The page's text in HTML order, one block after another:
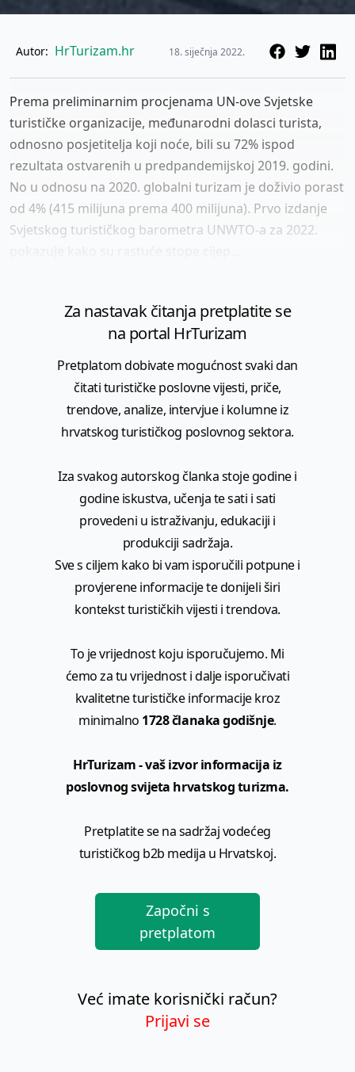
Autor: HrTurizam.hr 18. siječnja 2022.
Prema preliminarnim procjenama UN-ove Svjetske
turističke organizacije, međunarodni dolasci turista,
odnosno posjetitelja koji noće, bili su 72% ispod
rezultata ostvarenih u predpandemijskoj 2019. godini.
No u odnosu na 2020. globalni turizam je doživio porast
od 4% (415 milijuna prema 400 milijuna). Prvo izdanje
Svjetskog turističkog barometra UNWTO-a za 2022.
Za nastavak čitanja pretplatite se
na portal HrTurizam
Pretplatom dobivate mogućnost svaki dan
čitati turističke poslovne vijesti, priče,
trendove, analize, intervjue i kolumne iz
hrvatskog turističkog poslovnog sektora.
Iza svakog autorskog članka stoje godine i
godine iskustva, učenja te sati i sati
provedeni u istraživanju, edukaciji i
produkciji sadržaja.
Sve s ciljem kako bi vam isporučili potpune i
provjerene informacije te donijeli širi
kontekst turističkih vijesti i trendova.
To je vrijednost koju isporučujemo. Mi
ćemo za tu vrijednost i dalje isporučivati
kvalitetne turističke informacije kroz
minimalno 1728 članaka godišnje.
HrTurizam - vaš izvor informacija iz
poslovnog svijeta hrvatskog turizma.
Pretplatite se na sadržaj vodećeg
turističkog b2b medija u Hrvatskoj.
Započni s
pretplatom
Već imate korisnički račun?
Prijavi se